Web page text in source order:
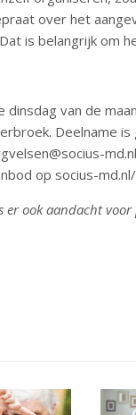
over het
is belangrijk om
van de
Deelname
op socius-
er ook aandacht